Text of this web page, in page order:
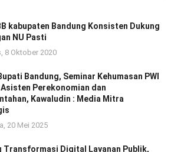
kabupaten Bandung Konsisten Dukung
NU Pasti
8 Oktober 2020
Bandung, Seminar Kehumasan PWI
Asisten Perekonomian dan
Kawaludin : Media Mitra
20 Mei 2025
Transformasi Digital Layanan Publik,